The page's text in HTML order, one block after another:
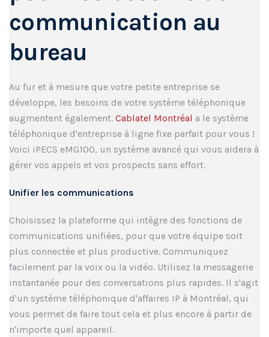
communication au
bureau
Au fur et à mesure que votre petite entreprise se
développe, les besoins de votre système téléphonique
augmentent également. Cablatel Montréal a le système
téléphonique d'entreprise à ligne fixe parfait pour vous !
Voici iPECS eMG100, un système avancé qui vous aidera à
gérer vos appels et vos prospects sans effort.
Unifier les communications
Choisissez la plateforme qui intègre des fonctions de
communications unifiées, pour que votre équipe soit
plus connectée et plus productive. Communiquez
facilement par la voix ou la vidéo. Utilisez la messagerie
instantanée pour des conversations plus rapides. Il s'agit
d'un système téléphonique d'affaires IP à Montréal, qui
vous permet de faire tout cela et plus encore à partir de
n'importe quel appareil.